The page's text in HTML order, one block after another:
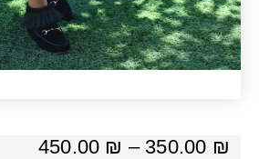
350.00 ₪
–
450.00 ₪
טווח